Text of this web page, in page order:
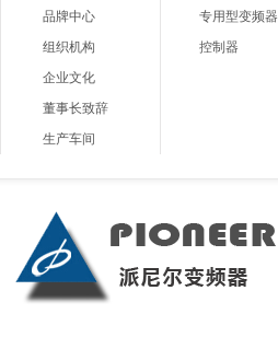
品牌中心
组织机构
企业文化
董事长致辞
生产车间
专用型变频器
控制器